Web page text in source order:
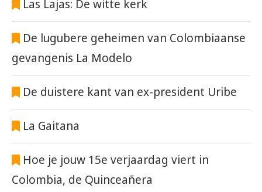
Las Lajas: De witte kerk
De lugubere geheimen van Colombiaanse
gevangenis La Modelo
De duistere kant van ex-president Uribe
La Gaitana
Hoe je jouw 15e verjaardag viert in
Colombia, de Quinceañera